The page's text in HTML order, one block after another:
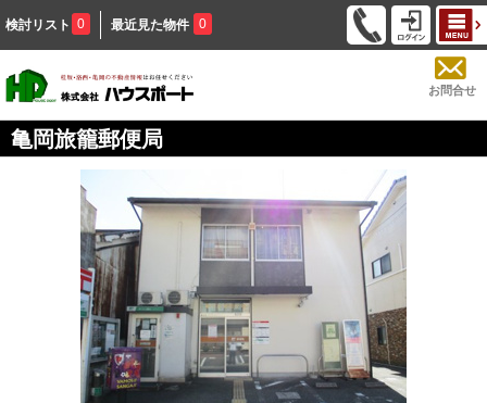
検討リスト 0 最近見た物件 0
お問合せ
亀岡旅籠郵便局